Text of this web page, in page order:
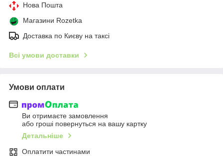
Нова Пошта
Магазини Rozetka
Доставка по Києву на таксі
Всі умови доставки
Умови оплати
Ви отримаєте замовлення
або гроші повернуться на вашу картку
Детальніше
Оплатити частинами